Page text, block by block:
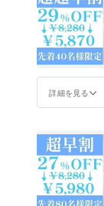
詳細を見る